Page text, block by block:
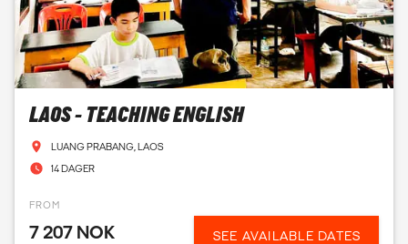
LAOS - TEACHING ENGLISH
LUANG PRABANG, LAOS
14 DAGER
FROM
7 207 NOK SEE AVAILABLE DATES